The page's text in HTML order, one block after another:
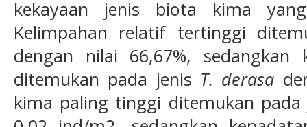
kekayaan jenis biota kima
Kelimpahan relatif tertinggi
dengan nilai 66,67%,
ditemukan pada jenis T. derasa
kima paling tinggi ditemukan